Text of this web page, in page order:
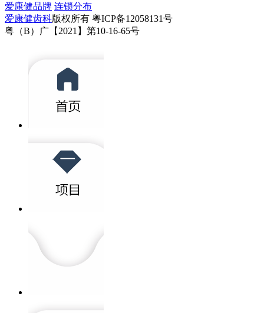
爱康健品牌 连锁分布
爱康健齿科版权所有 粤ICP备12058131号
粤（B）广【2021】第10-16-65号